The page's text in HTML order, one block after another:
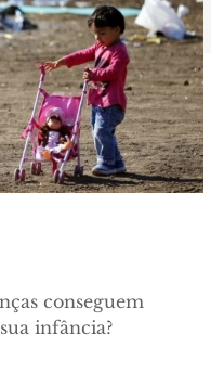
conseguem
infância?